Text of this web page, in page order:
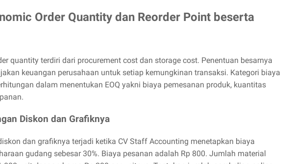
Order Quantity dan Reorder Point beserta
quantity terdiri dari procurement cost dan storage cost. Penentuan besarnya
keuangan perusahaan untuk setiap kemungkinan transaksi. Kategori biaya
dalam menentukan EOQ yakni biaya pemesanan produk, kuantitas
Diskon dan Grafiknya
dan grafiknya terjadi ketika CV Staff Accounting menetapkan biaya
gudang sebesar 30%. Biaya pesanan adalah Rp 800. Jumlah material